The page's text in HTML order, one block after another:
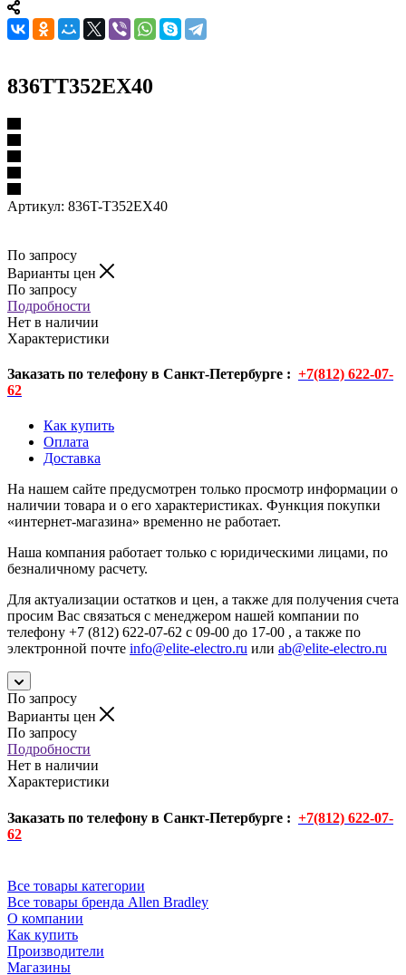
836TT352EX40
Артикул: 836T-T352EX40
По запросу
Варианты цен
По запросу
Подробности
Нет в наличии
Характеристики
Заказать по телефону в Санкт-Петербурге : +7(812) 622-07-
62
Как купить
Оплата
Доставка
На нашем сайте предусмотрен только просмотр информации о
наличии товара и о его характеристиках. Функция покупки
«интернет-магазина» временно не работает.
Наша компания работает только с юридическими лицами, по
безналичному расчету.
Для актуализации остатков и цен, а также для получения счета
просим Вас связаться с менеджером нашей компании по
телефону +7 (812) 622-07-62 с 09-00 до 17-00 , а также по
электронной почте info@elite-electro.ru или ab@elite-electro.ru
По запросу
Варианты цен
По запросу
Подробности
Нет в наличии
Характеристики
Заказать по телефону в Санкт-Петербурге : +7(812) 622-07-
62
Все товары категории
Все товары бренда Allen Bradley
О компании
Как купить
Производители
Магазины